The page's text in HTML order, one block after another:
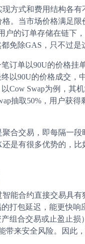
方式和费用结构各
。当市场价格满足
户的订单存储在链下
免除GAS，只不过
订单以90U的价格
以90U的价格成交
Cow Swap为例，其
抽取50%，用户获
合交易，即每隔一
是有很多优势的，
能合约直接交易具
打包延迟，能更快
组合交易或止盈止
带来安全风险。因此